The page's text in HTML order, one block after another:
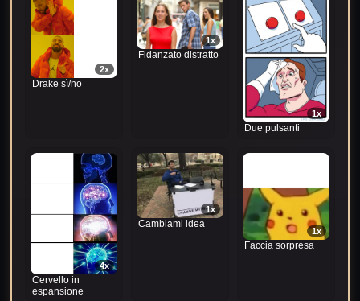
2x
Drake sì/no
1x
Fidanzato distratto
1x
Due pulsanti
4x
Cervello in
espansione
1x
Cambiami idea
1x
Faccia sorpresa